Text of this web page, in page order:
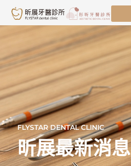
主
容
FLYSTAR DENTAL CLINIC
昕展最新消息